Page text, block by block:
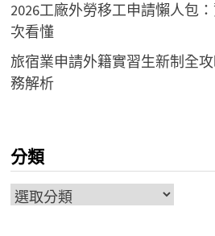
2026工廠外勞移工申請懶人包
次看懂
旅宿業申請外籍實習生新制全
務解析
分類
分